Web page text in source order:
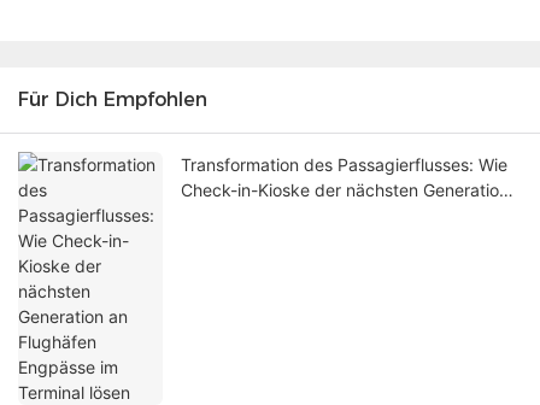
Für Dich Empfohlen
Transformation des Passagierflusses: Wie
Check-in-Kioske der nächsten Generation